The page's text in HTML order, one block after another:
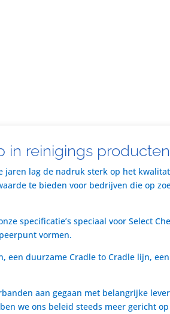
in reinigings producten
jaren lag de nadruk sterk op het
te bieden voor bedrijven die op
specificatie’s speciaal voor
vormen.
een duurzame Cradle to Cradle lijn,
aan gegaan met belangrijke
we ons beleid steeds meer gericht